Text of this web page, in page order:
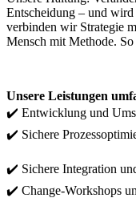
Entscheidung – und
verbinden wir Strategie
Mensch mit Methode.
Unsere Leistungen
✔️ Entwicklung und
✔️ Sichere
✔️ Sichere Integration
✔️ Change-Workshops